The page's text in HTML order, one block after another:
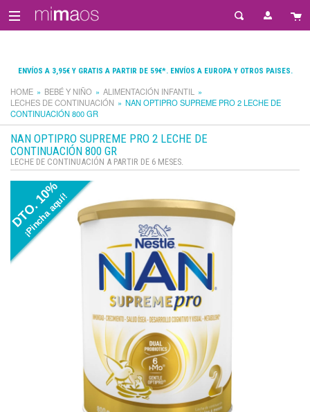
ENVÍOS A 3,95€ Y GRATIS A PARTIR DE 59€*. ENVÍOS A EUROPA Y OTROS PAISES.
HOME BEBÉ Y NIÑO
ALIMENTACIÓN INFANTIL
LECHES DE CONTINUACIÓN
NAN OPTIPRO SUPREME PRO 2 LECHE DE
CONTINUACIÓN 800 GR
NAN OPTIPRO SUPREME PRO 2 LECHE DE
CONTINUACIÓN 800 GR
LECHE DE CONTINUACIÓN A PARTIR DE 6 MESES.
DTO. 10%
¡Pincha aquí!